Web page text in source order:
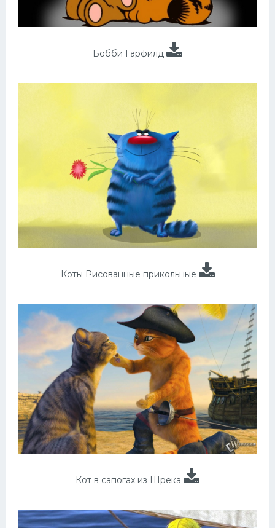
Бобби Гарфилд
Коты Рисованные прикольные
Кот в сапогах из Шрека